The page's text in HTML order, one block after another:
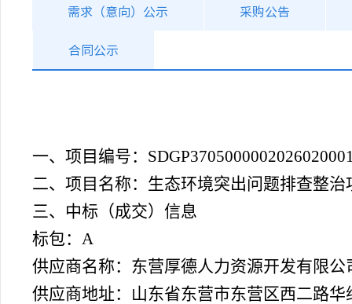
需求（意向）公示 采购公告
合同公示
一、 项目编号：
二、 项目名称： 生态环境突出问题排查整治
三、中标（成交）信息
标包： A
供应商名称：东营厚德人力资源开发有限公
供应商地址：山东省东营市东营区西二路华